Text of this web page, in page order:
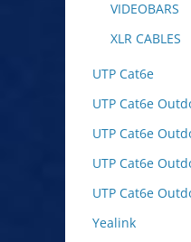
VIDEOBARS
XLR CABLES
UTP Cat6e
UTP Cat6e
UTP Cat6e
UTP Cat6e
UTP Cat6e
Yealink